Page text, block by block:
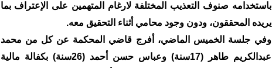
باستخدامه صنوف التعذيب المختلفة لارغام المتهمين على الإعتراف بما
يريده المحققون، ودون وجود محامي أثناء التحقيق معه.
وفي جلسة الخميس الماضي، أفرج قاضي المحكمة عن كل من محمد
عبدالكريم طاهر (17سنة) وعباس حسن أحمد (26سنة) بكفالة مالية